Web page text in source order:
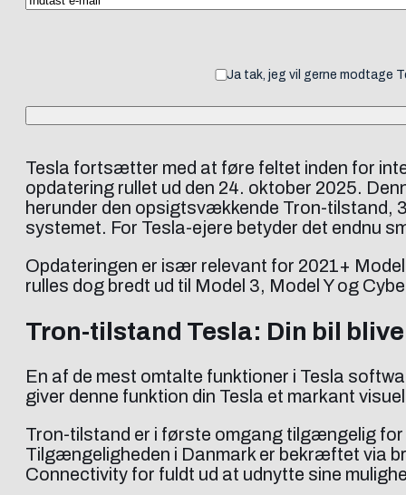
Ja tak, jeg vil gerne modtage
Tesla fortsætter med at føre feltet inden for
opdatering rullet ud den 24. oktober 2025.
herunder den opsigtsvækkende Tron-tilstand,
systemet. For Tesla-ejere betyder det endnu
Opdateringen er især relevant for 2021+
rulles dog bredt ud til Model 3, Model Y og
Tron-tilstand Tesla: Din bil
En af de mest omtalte funktioner i Tesla
giver denne funktion din Tesla et markant
Tron-tilstand er i første omgang tilgængelig for
Tilgængeligheden i Danmark er bekræftet via
Connectivity for fuldt ud at udnytte sine